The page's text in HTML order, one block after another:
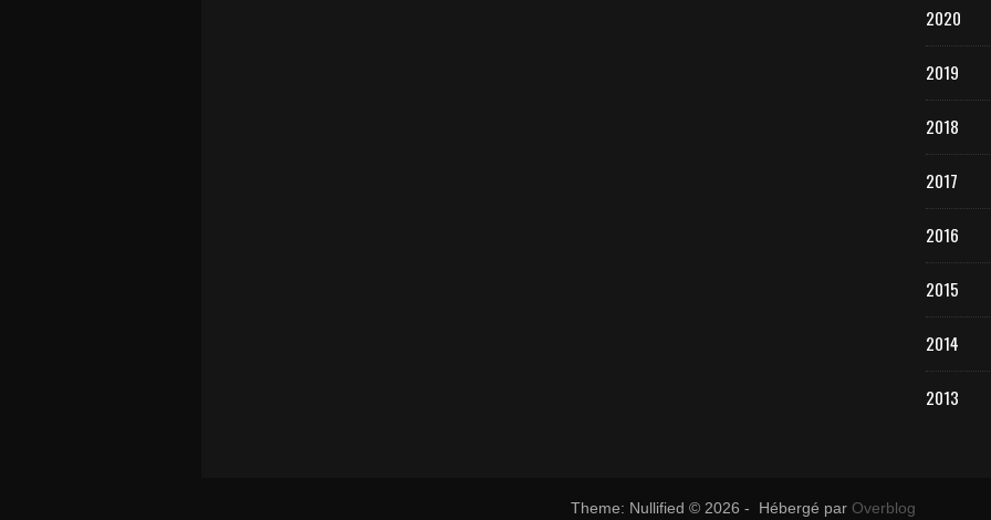
2020
2019
2018
2017
2016
2015
2014
2013
Theme: Nullified © 2026 - Hébergé par Overblog